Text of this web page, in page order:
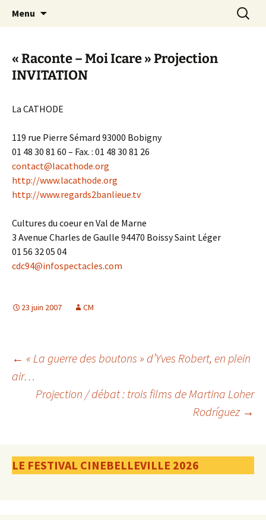
Canal Marches
Menu
« Raconte – Moi Icare » Projection
INVITATION
La CATHODE
119 rue Pierre Sémard 93000 Bobigny
01 48 30 81 60 – Fax. : 01 48 30 81 26
contact@lacathode.org
http://www.lacathode.org
http://www.regards2banlieue.tv
Cultures du coeur en Val de Marne
3 Avenue Charles de Gaulle 94470 Boissy Saint Léger
01 56 32 05 04
cdc94@infospectacles.com
23 juin 2007 CM
Navigation
des
← « La guerre des boutons » d’Yves Robert, en plein
air…
Projection / débat : trois films de Martina Loher
Rodríguez →
LE FESTIVAL CINEBELLEVILLE 2026